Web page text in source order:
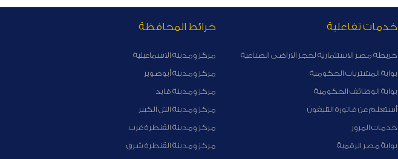
خدمات تفاعلية
خريطة مصر الاستثمارية لحجز الاراضى الصناعية
بوابة المشتريات الحكومية
بوابة الوظائف الحكومية
أستعلم عن فاتورة التليفون
خدمات المرور
بوابة مصر الرقمية
خرائط المحافظة
مركز ومدينة الاسماعيلية
مركز ومدينة أبوصوير
مركز ومدينة فايد
مركز ومدينة التل الكبير
مركز ومدينة القنطرة غرب
مركز ومدينة القنطرة شرق